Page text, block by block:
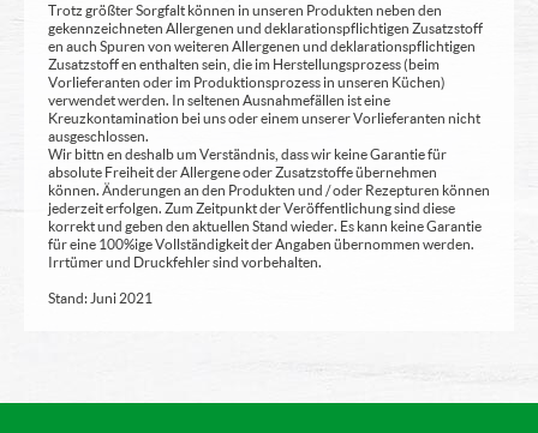
Trotz größter Sorgfalt können in unseren Produkten neben den
gekennzeichneten Allergenen und deklarationspflichtigen Zusatzstoff
en auch Spuren von weiteren Allergenen und deklarationspflichtigen
Zusatzstoff en enthalten sein, die im Herstellungsprozess (beim
Vorlieferanten oder im Produktionsprozess in unseren Küchen)
verwendet werden. In seltenen Ausnahmefällen ist eine
Kreuzkontamination bei uns oder einem unserer Vorlieferanten nicht
ausgeschlossen.
Wir bittn en deshalb um Verständnis, dass wir keine Garantie für
absolute Freiheit der Allergene oder Zusatzstoffe übernehmen
können. Änderungen an den Produkten und / oder Rezepturen können
jederzeit erfolgen. Zum Zeitpunkt der Veröffentlichung sind diese
korrekt und geben den aktuellen Stand wieder. Es kann keine Garantie
für eine 100%ige Vollständigkeit der Angaben übernommen werden.
Irrtümer und Druckfehler sind vorbehalten.
Stand: Juni 2021